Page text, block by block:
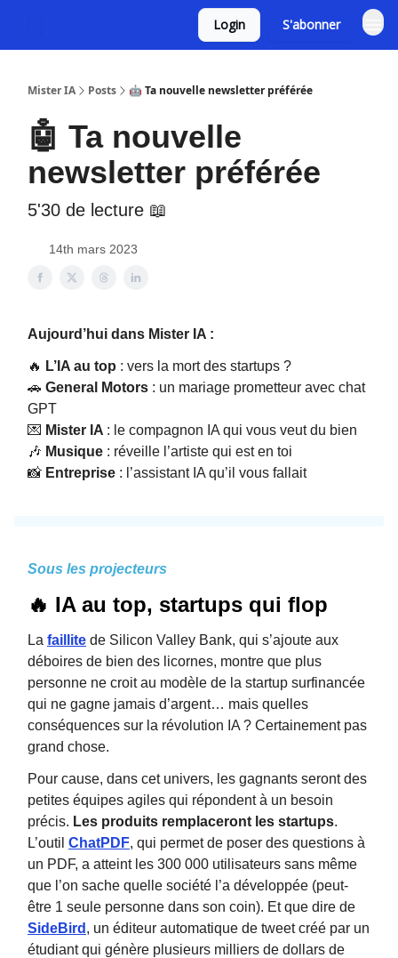
Login S'abonner
Mister IA Posts 🤖 Ta nouvelle newsletter préférée
🤖 Ta nouvelle
newsletter préférée
5'30 de lecture 📖
14th mars 2023
Aujourd’hui dans Mister IA :
🔥 L’IA au top : vers la mort des startups ?
🚗 General Motors : un mariage prometteur avec chat
GPT
💌 Mister IA : le compagnon IA qui vous veut du bien
🎶 Musique : réveille l’artiste qui est en toi
📸 Entreprise : l’assistant IA qu’il vous fallait
Sous les projecteurs
🔥 IA au top, startups qui flop
La faillite de Silicon Valley Bank, qui s’ajoute aux
déboires de bien des licornes, montre que plus
personne ne croit au modèle de la startup surfinancée
qui ne gagne jamais d’argent… mais quelles
conséquences sur la révolution IA ? Certainement pas
grand chose.
Pour cause, dans cet univers, les gagnants seront des
petites équipes agiles qui répondent à un besoin
précis. Les produits remplaceront les startups.
L’outil ChatPDF, qui permet de poser des questions à
un PDF, a atteint les 300 000 utilisateurs sans même
que l’on sache quelle société l’a développée (peut-
être 1 seule personne dans son coin). Et que dire de
SideBird , un éditeur automatique de tweet créé par un
étudiant qui génère plusieurs milliers de dollars de